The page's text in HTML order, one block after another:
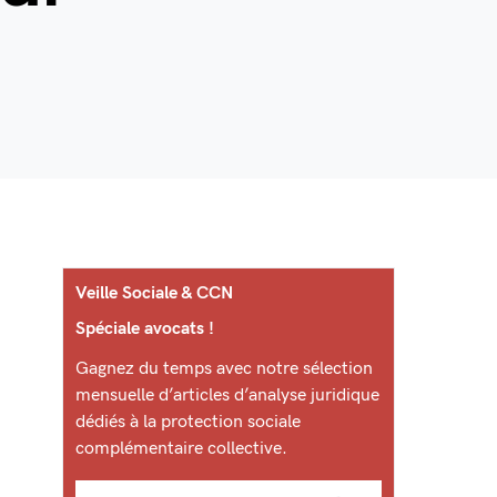
Veille Sociale & CCN
Spéciale avocats !
Gagnez du temps avec notre sélection
mensuelle d’articles d’analyse juridique
dédiés à la protection sociale
complémentaire collective.